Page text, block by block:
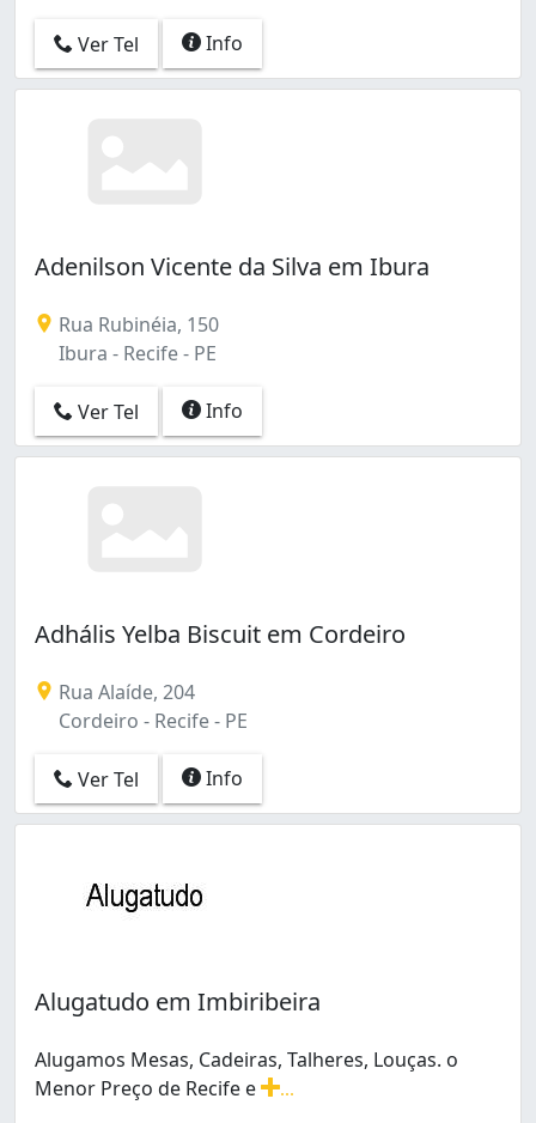
Ver Tel Info
Adenilson Vicente da Silva em Ibura
Rua Rubinéia, 150
Ibura - Recife - PE
Ver Tel Info
Adhális Yelba Biscuit em Cordeiro
Rua Alaíde, 204
Cordeiro - Recife - PE
Ver Tel Info
Alugatudo em Imbiribeira
Alugamos Mesas, Cadeiras, Talheres, Louças. o
Menor Preço de Recife e